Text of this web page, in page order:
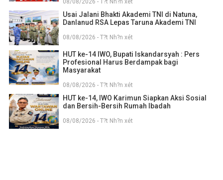
08/08/2026 - T?t Nh?n xét
Usai Jalani Bhakti Akademi TNI di Natuna,
Danlanud RSA Lepas Taruna Akademi TNI
08/08/2026 - T?t Nh?n xét
HUT ke-14 IWO, Bupati Iskandarsyah : Pers
Profesional Harus Berdampak bagi
Masyarakat
08/08/2026 - T?t Nh?n xét
HUT ke-14, IWO Karimun Siapkan Aksi Sosial
dan Bersih-Bersih Rumah Ibadah
08/08/2026 - T?t Nh?n xét